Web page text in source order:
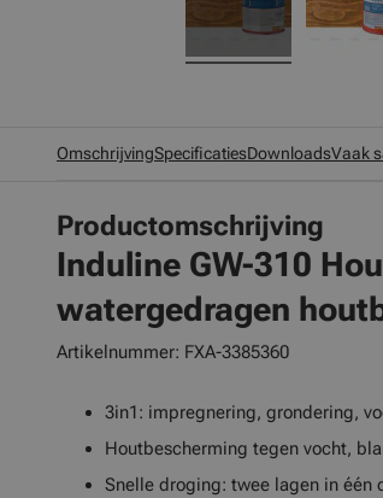
OmschrijvingSpecificatiesDownloadsVaak
Productomschrijving
Induline GW-310
watergedragen
Artikelnummer: FXA-3385360
3in1: impregnering, grondering,
Houtbescherming tegen vocht,
Snelle droging: twee lagen in één